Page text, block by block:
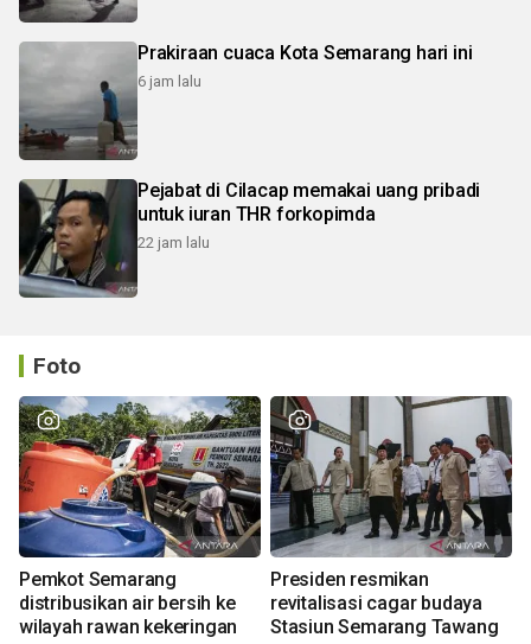
Prakiraan cuaca Kota Semarang hari ini
6 jam lalu
Pejabat di Cilacap memakai uang pribadi
untuk iuran THR forkopimda
22 jam lalu
Foto
Pemkot Semarang
distribusikan air bersih ke
wilayah rawan kekeringan
Presiden resmikan
revitalisasi cagar budaya
Stasiun Semarang Tawang